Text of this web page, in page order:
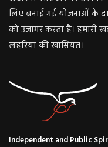
लिए बनाई गई योजनाओं के
को उजागर करता है। हमारी
लहरिया की खासियत।
Independent and Public